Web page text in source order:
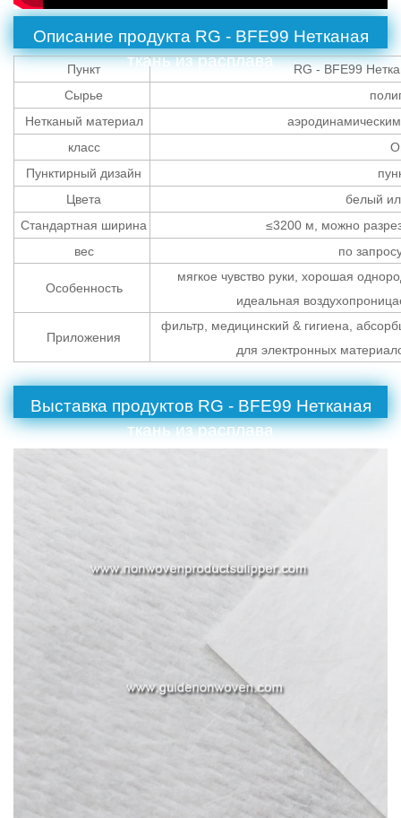
Описание продукта RG - BFE99 Нетканая
ткань из расплава
Пункт
RG - BFE99
Сырье
Нетканый материал
класс
Пунктирный дизайн
Цвета
белый
Стандартная ширина
≤3200 м, можно
вес
по
Особенность
мягкое чувство руки, хорошая
идеальная
Приложения
фильтр, медицинский & гигиена,
для электронных
Выставка продуктов RG - BFE99 Нетканая
ткань из расплава